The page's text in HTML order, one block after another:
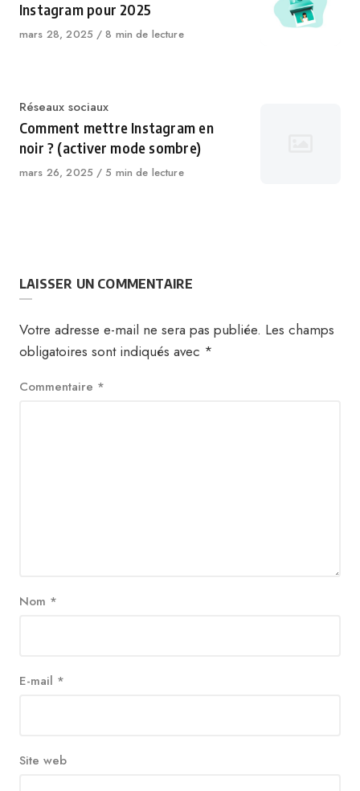
Instagram pour 2025
Publié
mars 28, 2025 8 min de lecture
Catégorie
Réseaux sociaux
Comment mettre Instagram en
noir ? (activer mode sombre)
Publié
mars 26, 2025 5 min de lecture
LAISSER UN COMMENTAIRE
Votre adresse e-mail ne sera pas publiée. Les champs
obligatoires sont indiqués avec *
Commentaire *
Nom *
E-mail *
Site web